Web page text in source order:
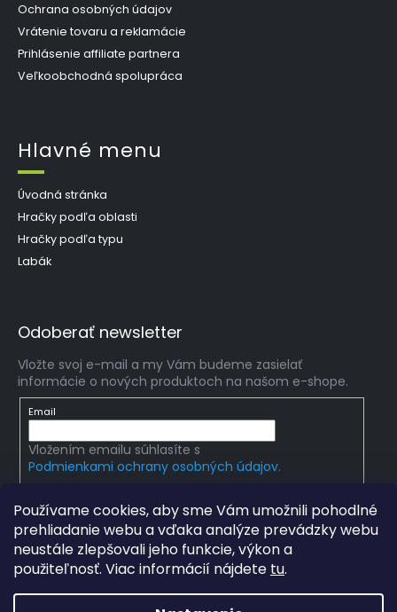
Používame cookies, aby sme Vám umožnili pohodlné
prehliadanie webu a vďaka analýze prevádzky webu
neustále zlepšovali jeho funkcie, výkon a
použiteľnosť. Viac informácií nájdete tu.
Ochrana osobných údajov
Vrátenie tovaru a reklamácie
Prihlásenie affiliate partnera
Veľkoobchodná spolupráca
Hlavné menu
Úvodná stránka
Hračky podľa oblasti
Hračky podľa typu
Labák
Odoberať newsletter
Vložte svoj e-mail a my Vám budeme zasielať
informácie o nových produktoch na našom e-shope.
Email
Vložením emailu súhlasíte s
Podmienkami ochrany osobných údajov.
mlady-vedec.sk
. Všetky práva
vyhradené.Upraviť nastavenie cookies